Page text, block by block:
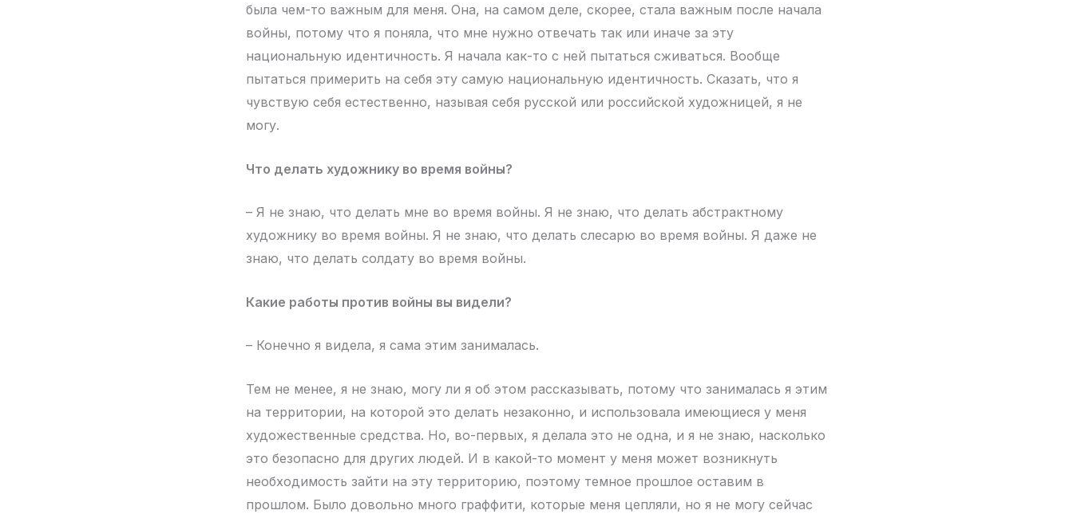
была чем-то важным для меня. Она, на самом деле, скорее, стала важным после начала
войны, потому что я поняла, что мне нужно отвечать так или иначе за эту
национальную идентичность. Я начала как-то с ней пытаться сживаться. Вообще
пытаться примерить на себя эту самую национальную идентичность. Сказать, что я
чувствую себя естественно, называя себя русской или российской художницей, я не
могу.
Что делать художнику во время войны?
– Я не знаю, что делать мне во время войны. Я не знаю, что делать абстрактному
художнику во время войны. Я не знаю, что делать слесарю во время войны. Я даже не
знаю, что делать солдату во время войны.
Какие работы против войны вы видели?
– Конечно я видела, я сама этим занималась.
Тем не менее, я не знаю, могу ли я об этом рассказывать, потому что занималась я этим
на территории, на которой это делать незаконно, и использовала имеющиеся у меня
художественные средства. Но, во-первых, я делала это не одна, и я не знаю, насколько
это безопасно для других людей. И в какой-то момент у меня может возникнуть
необходимость зайти на эту территорию, поэтому темное прошлое оставим в
прошлом. Было довольно много граффити, которые меня цепляли, но я не могу сейчас